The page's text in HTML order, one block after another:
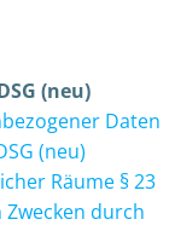
(neu)
Daten
(neu)
Räume § 23
durch